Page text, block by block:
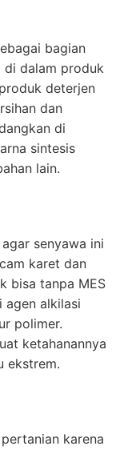
bagian
di dalam produk
deterjen
dan
di
sintesis
lain.
senyawa ini
karet dan
bisa tanpa MES
agen alkilasi
polimer.
ketahanannya
ekstrem.
karena